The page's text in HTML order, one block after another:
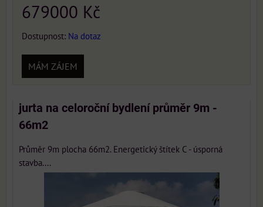
679000 Kč
Dostupnost: Na dotaz
MÁM ZÁJEM
jurta na celoroční bydlení průměr 9m -
66m2
Průměr 9m plocha 66m2. Energetický štítek C - úsporná
stavba....